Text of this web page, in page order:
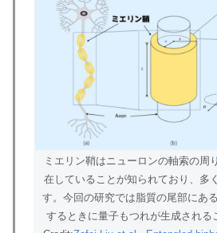
ミエリン鞘はニューロンの軸索の周
在していることが知られており、多
す。今回の研究では脂質の尾部にあ
するときに量子もつれが生成される